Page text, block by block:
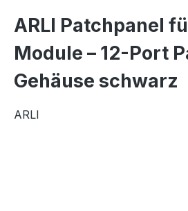
ARLI Patchpanel
Module – 12-Port
Gehäuse schwarz
ARLI